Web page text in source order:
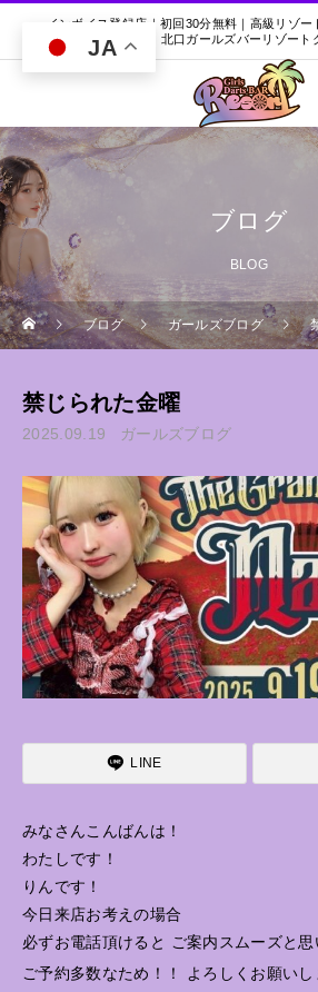
インボイス登録店｜初回30分無料｜高級リゾ
口・北口ガールズバーリゾート
ブログ
BLOG
ブログ ガールズブログ
禁じられた金曜
2025.09.19 ガールズブログ
LINE
みなさんこんばんは！
わたしです！
りんです！
今日来店お考えの場合
必ずお電話頂けると ご案内スムーズと思
ご予約多数なため！！ よろしくお願いし
JA